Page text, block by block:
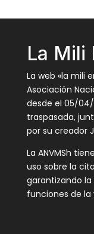
La Mili
La web «la mili
Asociación
desde el 05/
traspasada,
por su creador
La ANVMSh
uso sobre la
garantizando
funciones de